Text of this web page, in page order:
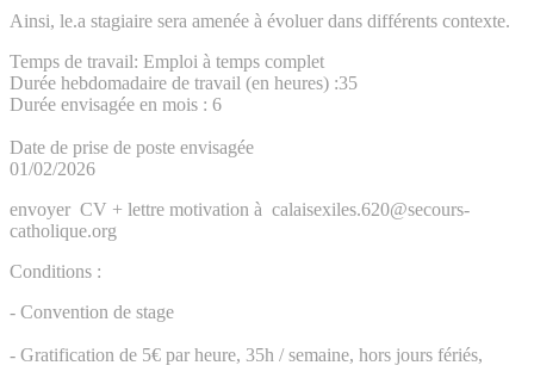
Ainsi, le.a stagiaire sera amenée à évoluer dans différents contexte.
Temps de travail: Emploi à temps complet
Durée hebdomadaire de travail (en heures) :35
Durée envisagée en mois : 6
Date de prise de poste envisagée
01/02/2026
envoyer CV + lettre motivation à calaisexiles.620@secours-
catholique.org
Conditions :
- Convention de stage
- Gratification de 5€ par heure, 35h / semaine, hors jours fériés,